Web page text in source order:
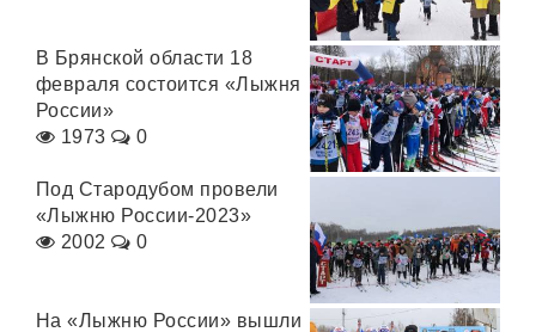
В Брянской области 18
февраля состоится «Лыжня
России»
1973
0
Под Стародубом провели
«Лыжню России-2023»
2002
0
На «Лыжню России» вышли